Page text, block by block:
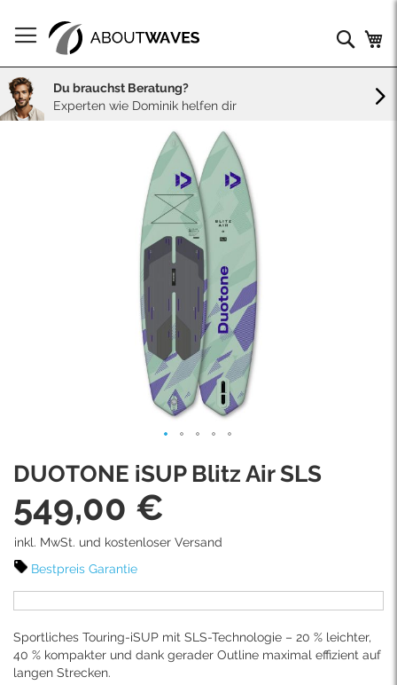
zum
Inhalt
Du brauchst Beratung?
Experten wie Dominik helfen dir
DUOTONE iSUP Blitz Air SLS
549,00 €
inkl. MwSt. und kostenloser Versand
Bestpreis Garantie
Sportliches Touring-iSUP mit SLS-Technologie – 20 % leichter,
40 % kompakter und dank gerader Outline maximal effizient auf
langen Strecken.
to
beginning
of
the
images